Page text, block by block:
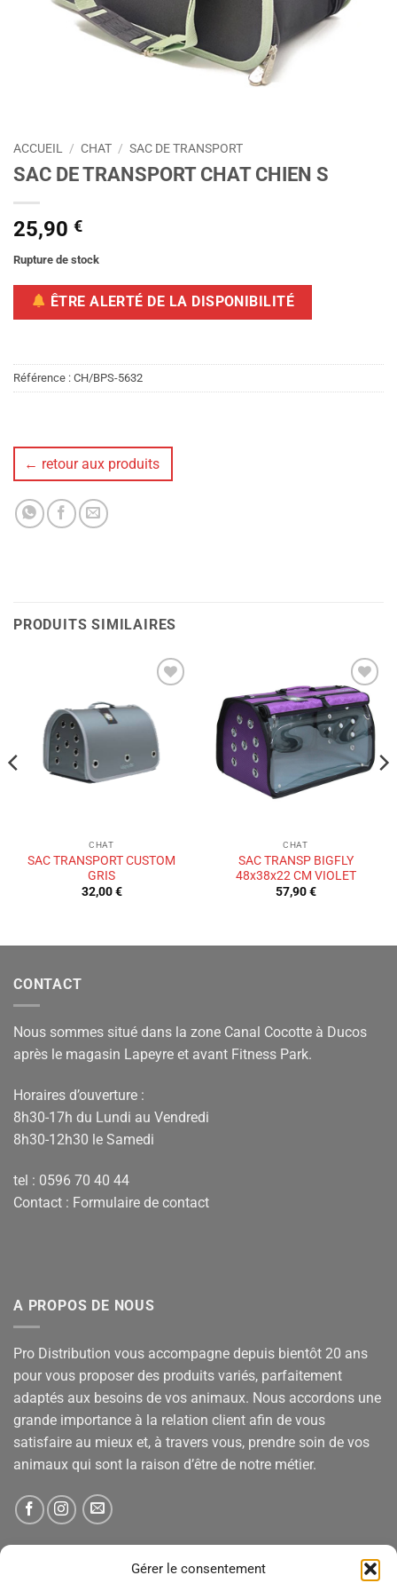
Gérer le consentement
ACCUEIL / CHAT / SAC DE TRANSPORT
SAC DE TRANSPORT CHAT CHIEN S
25,90 €
Rupture de stock
ÊTRE ALERTÉ DE LA DISPONIBILITÉ
Référence : CH/BPS-5632
← retour aux produits
PRODUITS SIMILAIRES
à la liste
de
souhaits
CHAT
SAC TRANSPORT CUSTOM
GRIS
32,00€
Ajouter
à la liste
de
souhaits
CHAT
SAC TRANSP BIGFLY
48x38x22 CM VIOLET
57,90€
CONTACT
Nous sommes situé dans la zone Canal Cocotte à Ducos
après le magasin Lapeyre et avant Fitness Park.
Horaires d’ouverture :
8h30-17h du Lundi au Vendredi
8h30-12h30 le Samedi
tel : 0596 70 40 44
Contact : Formulaire de contact
A PROPOS DE NOUS
Pro Distribution vous accompagne depuis bientôt 20 ans
pour vous proposer des produits variés, parfaitement
adaptés aux besoins de vos animaux. Nous accordons une
grande importance à la relation client afin de vous
satisfaire au mieux et, à travers vous, prendre soin de vos
animaux qui sont la raison d’être de notre métier.